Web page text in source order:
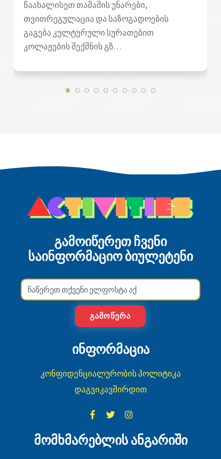
წაახალისეთ თამაშის უნარები,
თვითრეგულაცია და საზოგადოების
გაგება კულტურული სურათებით
კოლაჟების შექმნის გზ…
გამოიწერეთ ჩვენი
საინფორმაციო ბიულეტენი
ᲒᲐᲛᲝᲬᲔᲠᲐ
ინფორმაცია
კონფიდენციალურობის პოლიტიკა
დაგვიკავშირდით
მომხმარებლის ანგარიში